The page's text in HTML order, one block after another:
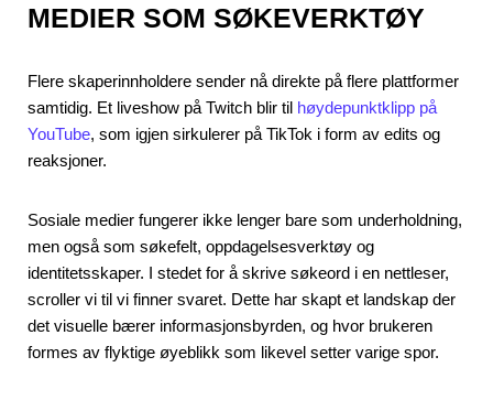
MEDIER SOM SØKEVERKTØY
Flere skaperinnholdere sender nå direkte på flere plattformer
samtidig. Et liveshow på Twitch blir til høydepunktklipp på
YouTube, som igjen sirkulerer på TikTok i form av edits og
reaksjoner.
Sosiale medier fungerer ikke lenger bare som underholdning,
men også som søkefelt, oppdagelsesverktøy og
identitetsskaper. I stedet for å skrive søkeord i en nettleser,
scroller vi til vi finner svaret. Dette har skapt et landskap der
det visuelle bærer informasjonsbyrden, og hvor brukeren
formes av flyktige øyeblikk som likevel setter varige spor.